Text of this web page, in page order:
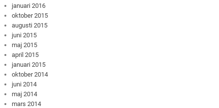
januari 2016
oktober 2015
augusti 2015
juni 2015
maj 2015
april 2015
januari 2015
oktober 2014
juni 2014
maj 2014
mars 2014